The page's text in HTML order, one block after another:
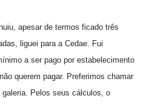
apesar de termos ficado três
liguei para a Cedae. Fui
a ser pago por estabelecimento
querem pagar. Preferimos chamar
Pelos seus cálculos, o